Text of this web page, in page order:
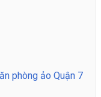
phòng ảo Quận 7